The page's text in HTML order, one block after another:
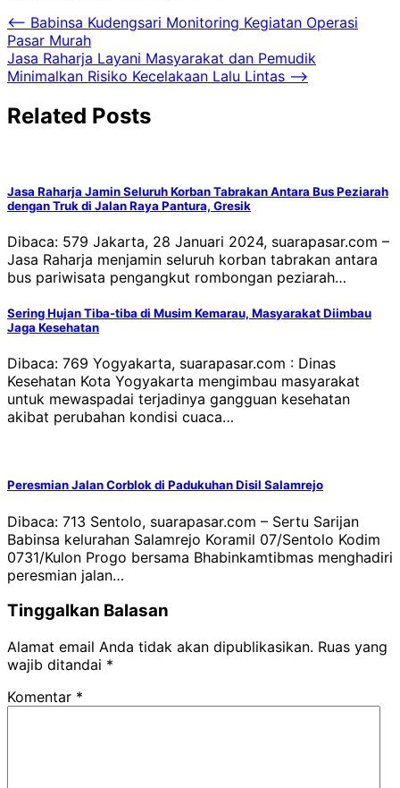
Navigasi
pos
⟵ Babinsa Kudengsari Monitoring Kegiatan Operasi
Pasar Murah
Jasa Raharja Layani Masyarakat dan Pemudik
Minimalkan Risiko Kecelakaan Lalu Lintas ⟶
Related Posts
Jasa Raharja Jamin Seluruh Korban Tabrakan Antara Bus Peziarah
dengan Truk di Jalan Raya Pantura, Gresik
Dibaca: 579 Jakarta, 28 Januari 2024, suarapasar.com –
Jasa Raharja menjamin seluruh korban tabrakan antara
bus pariwisata pengangkut rombongan peziarah…
Sering Hujan Tiba-tiba di Musim Kemarau, Masyarakat Diimbau
Jaga Kesehatan
Dibaca: 769 Yogyakarta, suarapasar.com : Dinas
Kesehatan Kota Yogyakarta mengimbau masyarakat
untuk mewaspadai terjadinya gangguan kesehatan
akibat perubahan kondisi cuaca…
Peresmian Jalan Corblok di Padukuhan Disil Salamrejo
Dibaca: 713 Sentolo, suarapasar.com – Sertu Sarijan
Babinsa kelurahan Salamrejo Koramil 07/Sentolo Kodim
0731/Kulon Progo bersama Bhabinkamtibmas menghadiri
peresmian jalan…
Tinggalkan Balasan
Alamat email Anda tidak akan dipublikasikan. Ruas yang
wajib ditandai *
Komentar *